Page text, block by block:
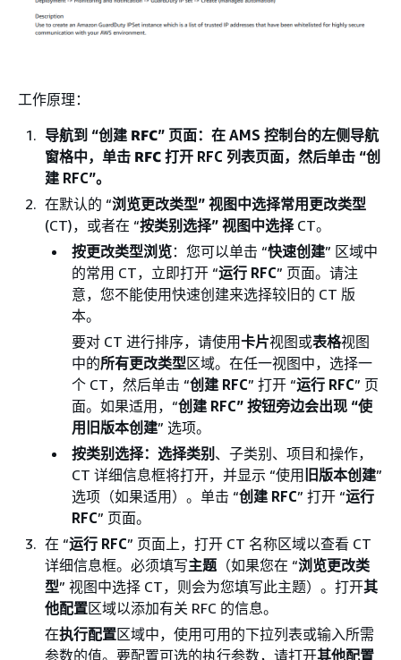
工作原理：
导航到 “创建 RFC” 页面：在 AMS 控制台的左侧导航
窗格中，单击 RFC 打开 RFC 列表页面，然后单击 “创
建 RFC”。
在默认的 “浏览更改类型” 视图中选择常用更改类型
(CT)，或者在 “按类别选择” 视图中选择CT。
按更改类型浏览：您可以单击 “快速创建” 区域中
的常用 CT，立即打开 “运行 RFC” 页面。请注
意，您不能使用快速创建来选择较旧的 CT 版
本。
要对 CT 进行排序，请使用卡片视图或表格视图
中的所有更改类型区域。在任一视图中，选择一
个 CT，然后单击 “创建 RFC” 打开 “运行 RFC” 页
面。如果适用，“创建 RFC” 按钮旁边会出现 “使
用旧版本创建” 选项。
按类别选择：选择类别 、子类别、项目和操作，
CT 详细信息框将打开，并显示 “使用 旧版本创建”
选项（如果适用）。单击 “创建 RFC” 打开 “运行
RFC” 页面。
在 “运行 RFC” 页面上，打开 CT 名称区域以查看 CT
详细信息框。必须填写主题 （如果您在 “浏览更改类
型” 视图中选择 CT，则会为您填写此主题）。打开其
他配置区域以添加有关 RFC 的信息。
在执行配置区域中，使用可用的下拉列表或输入所需
参数的值。要配置可选的执行参数，请打开其他配置